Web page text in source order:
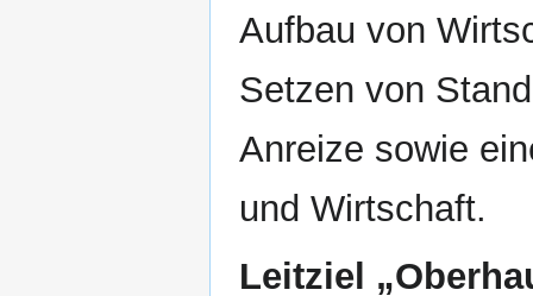
Aufbau von
Setzen von
Anreize sowie
und Wirtschaft.
Leitziel